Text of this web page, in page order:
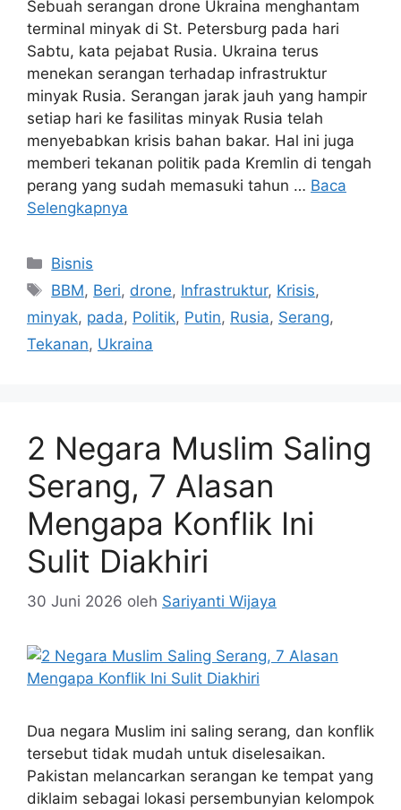
Sebuah serangan drone Ukraina menghantam
terminal minyak di St. Petersburg pada hari
Sabtu, kata pejabat Rusia. Ukraina terus
menekan serangan terhadap infrastruktur
minyak Rusia. Serangan jarak jauh yang hampir
setiap hari ke fasilitas minyak Rusia telah
menyebabkan krisis bahan bakar. Hal ini juga
memberi tekanan politik pada Kremlin di tengah
perang yang sudah memasuki tahun … Baca
Selengkapnya
Kategori
Bisnis
Tag
BBM, Beri, drone, Infrastruktur, Krisis,
minyak, pada, Politik, Putin, Rusia, Serang,
Tekanan, Ukraina
2 Negara Muslim Saling
Serang, 7 Alasan
Mengapa Konflik Ini
Sulit Diakhiri
30 Juni 2026 oleh Sariyanti Wijaya
Dua negara Muslim ini saling serang, dan konflik
tersebut tidak mudah untuk diselesaikan.
Pakistan melancarkan serangan ke tempat yang
diklaim sebagai lokasi persembunyian kelompok